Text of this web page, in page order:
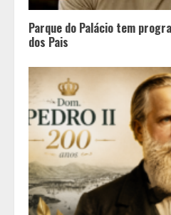
Parque do Palácio tem
dos Pais